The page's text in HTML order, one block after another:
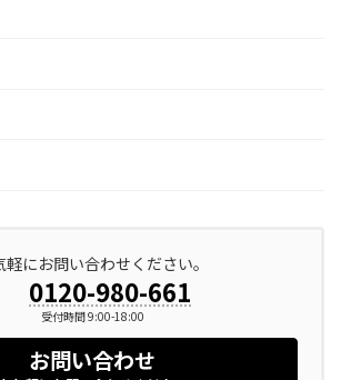
軽にお問い合わせください。
0120-980-661
受付時間 9:00-18:00
お問い合わせ